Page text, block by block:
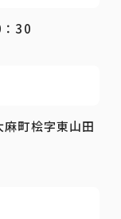
30
町桧字東山田